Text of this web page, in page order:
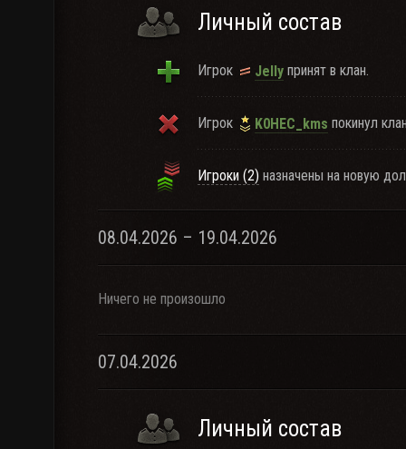
Личный состав
Игрок JelIy принят в клан.
Игрок K0HEC_kms покинул
Игроки (2) назначены на новую
08.04.2026 – 19.04.2026
Ничего не произошло
07.04.2026
Личный состав